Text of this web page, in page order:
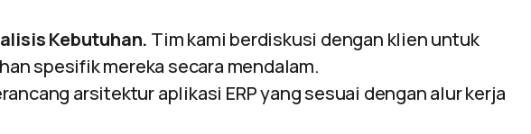
Kebutuhan. Tim kami berdiskusi dengan klien untuk
spesifik mereka secara mendalam.
arsitektur aplikasi ERP yang sesuai dengan alur kerja